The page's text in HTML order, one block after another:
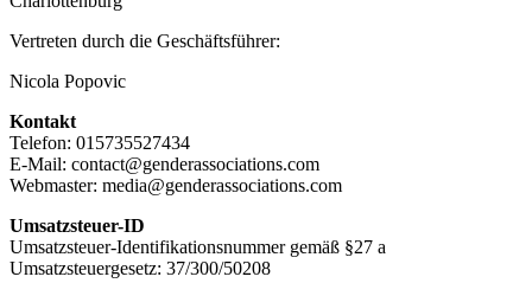
Vertreten durch die Geschäftsführer:
Nicola Popovic
Kontakt
Telefon: 015735527434
E-Mail: contact@genderassociations.com
Webmaster: media@genderassociations.com
Umsatzsteuer-ID
Umsatzsteuer-Identifikationsnummer gemäß §27 a
Umsatzsteuergesetz: 37/300/50208